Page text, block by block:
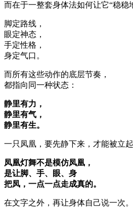
而在于一整套身体法如何让它“稳稳
脚定路线，
眼定神态，
手定性格，
身定气口。
而所有这些动作的底层节奏，
都指向同一种状态：
静里有力，
静里有气，
静里有生。
一只凤凰，要先静下来，才能被立起
凤凰灯舞不是模仿凤凰，
是让脚、手、眼、身
把凤，一点一点走成真的。
在文字之外，再让身体自己说一次。